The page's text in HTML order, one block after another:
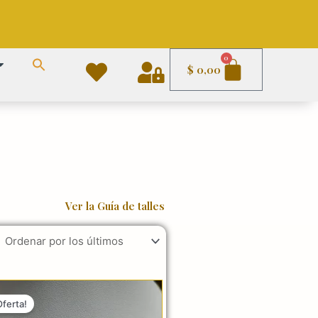
$ 0,00
0
Carrito
Ver la Guía de talles
El
precio